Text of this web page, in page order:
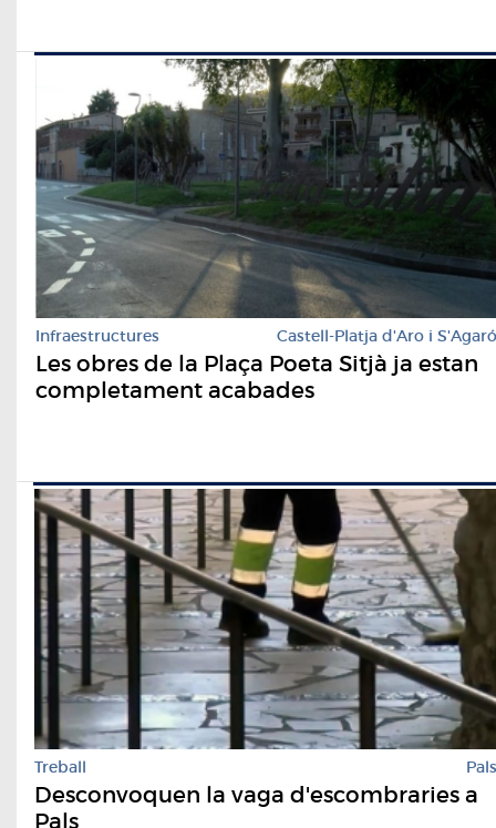
Infraestructures Castell-Platja d'Aro i S'Agaró
Les obres de la Plaça Poeta Sitjà ja estan
completament acabades
Treball Pals
Desconvoquen la vaga d'escombraries a
Pals